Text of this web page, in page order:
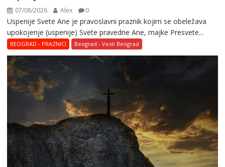
07/08/2026 Alex 0
Uspenije Svete Ane je pravoslavni praznik kojim se obeležava
upokojenje (uspenije) Svete pravedne Ane, majke Presvete...
BEOGRAD - PRAZNICI Beograd - Vesti Beograd